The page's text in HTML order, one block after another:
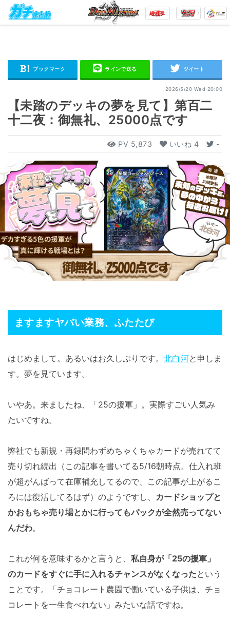
2026/5/20 Wed 20:00
【未踏のデッキの夢を見て】第百二
十二夜：御無礼、25000点です
PV 5,873 いいね 4 -
ますますヤバい業務、ふたたび
はじめまして。あるいはお久しぶりです。 北白河と申しま
す。夢を見ています。
いやあ。来ましたね、「25の援軍」。実際すごい人気み
たいですね。
弊社でも新規・再録問わずめちゃくちゃカードが売れてて
売り切れ続出（この記事を書いてる5/16朝時点。仕入れ班
が超がんばって在庫補充してるので、この記事が上がるこ
ろには復活してるはず）のようですし、 カードショップと
かおもちゃ売り場とかに行ってもパックが全然売ってない
んだわ。
これが何を意味するかと言うと、 私自身が「25の援軍」
のカードをすぐに手に入れるチャンスがなくなったという
ことです。「チョコレート農園で働いている子供は、チョ
コレートを一生食べれない」みたいな話ですね。